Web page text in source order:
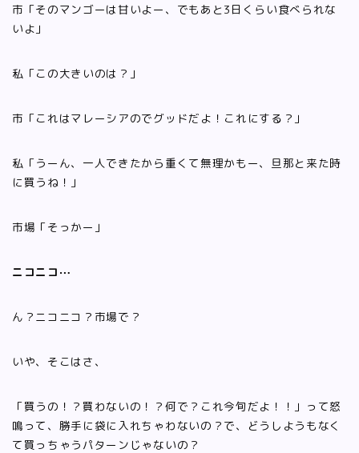
市「そのマンゴーは甘いよー、でもあと3日くらい食べられな
いよ」
私「この大きいのは？」
市「これはマレーシアのでグッドだよ！これにする？」
私「うーん、一人できたから重くて無理かもー、旦那と来た時
に買うね！」
市場「そっかー」
ニコニコ⋯
ん？ニコニコ？市場で？
いや、そこはさ、
「買うの！？買わないの！？何で？これ今旬だよ！！」って怒
鳴って、勝手に袋に入れちゃわないの？で、どうしようもなく
て買っちゃうパターンじゃないの？